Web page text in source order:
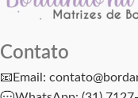
Contato
📧Email: